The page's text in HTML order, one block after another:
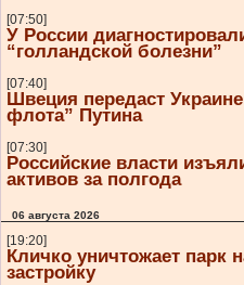
[07:50]
У России
“голландской болезни”
[07:40]
Швеция передаст
флота” Путина
[07:30]
Российские власти
активов за полгода
06 августа 2026
[19:20]
Кличко уничтожает парк
застройку